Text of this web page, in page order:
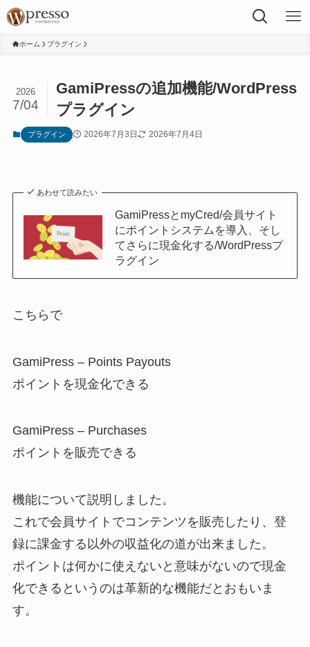
ホーム プラグイン
GamiPressの追加機能/WordPress
プラグイン
2026
7/04
プラグイン 2026年7月3日 2026年7月4日
あわせて読みたい
GamiPressとmyCred/会員サイト
にポイントシステムを導入、そし
てさらに現金化する/WordPressプ
ラグイン
こちらで
GamiPress – Points Payouts
ポイントを現金化できる
GamiPress – Purchases
ポイントを販売できる
機能について説明しました。
これで会員サイトでコンテンツを販売したり、登
録に課金する以外の収益化の道が出来ました。
ポイントは何かに使えないと意味がないので現金
化できるというのは革新的な機能だとおもいま
す。